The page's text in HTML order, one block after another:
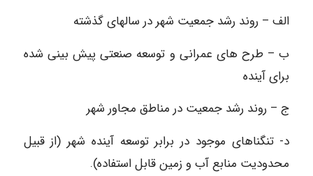
الف – روند رشد جمعیت شهر در سالهای گذشته
ب – طرح های عمرانی و توسعه صنعتی پیش بینی شده
برای آینده
ج – روند رشد جمعیت در مناطق مجاور شهر
د- تنگناهای موجود در برابر توسعه آینده شهر (از قبيل
محدودیت منابع آب و زمین قابل استفاده).